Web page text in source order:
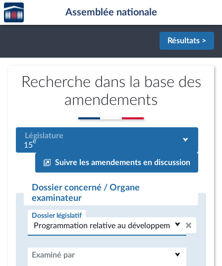
Aller au contenu
Aller en bas de la page
Accèder
à la
page
Assemblée nationale
Résultats >
Recherche dans la base des
amendements
Législature
15e
Suivre les amendements en discussion
Dossier concerné / Organe
examinateur
Dossier législatif
Examiné par